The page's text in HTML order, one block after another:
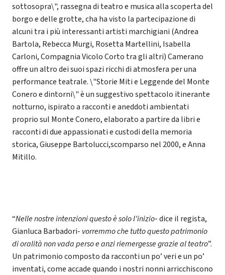
sottosopra\", rassegna di teatro e musica alla scoperta del
borgo e delle grotte, cha ha visto la partecipazione di
alcuni tra i più interessanti artisti marchigiani (Andrea
Bartola, Rebecca Murgi, Rosetta Martellini, Isabella
Carloni, Compagnia Vicolo Corto tra gli altri) Camerano
offre un altro dei suoi spazi ricchi di atmosfera per una
performance teatrale. \"Storie Miti e Leggende del Monte
Conero e dintorni\" è un suggestivo spettacolo itinerante
notturno, ispirato a racconti e aneddoti ambientati
proprio sul Monte Conero, elaborato a partire da libri e
racconti di due appassionati e custodi della memoria
storica, Giuseppe Bartolucci,scomparso nel 2000, e Anna
Mitillo.
“Nelle nostre intenzioni questo è solo l’inizio- dice il regista,
Gianluca Barbadori- vorremmo che tutto questo patrimonio
di oralità non vada perso e anzi riemergesse grazie al teatro”.
Un patrimonio composto da racconti un po’ veri e un po’
inventati, come accade quando i nostri nonni arricchiscono